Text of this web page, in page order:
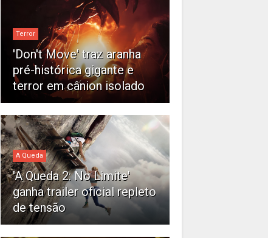
Terror
'Don't Move' traz aranha
pré-histórica gigante e
terror em cânion isolado
A Queda
'A Queda 2: No Limite'
ganha trailer oficial repleto
de tensão